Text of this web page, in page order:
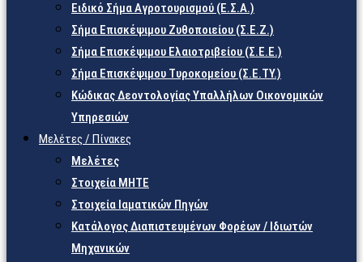
Ειδικό Σήμα Αγροτουρισμού (Ε.Σ.Α.)
Σήμα Επισκέψιμου Ζυθοποιείου (Σ.Ε.Ζ.)
Σήμα Επισκέψιμου Ελαιοτριβείου (Σ.Ε.Ε.)
Σήμα Επισκέψιμου Τυροκομείου (Σ.Ε.TY.)
Κώδικας Δεοντολογίας Υπαλλήλων Οικονομικών
Υπηρεσιών
Μελέτες / Πίνακες
Μελέτες
Στοιχεία ΜΗΤΕ
Στοιχεία Ιαματικών Πηγών
Κατάλογος Διαπιστευμένων Φορέων / Ιδιωτών
Μηχανικών